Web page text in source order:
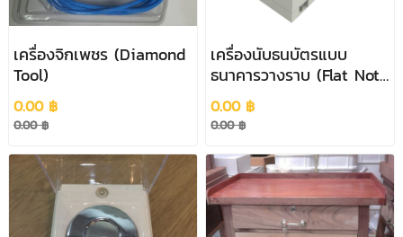
เครื่องจิกเพชร (Diamond
Tool)
0.00 ฿
0.00 ฿
เครื่องนับธนบัตรแบบ
ธนาคารวางราบ (Flat Note
Money Counter)
0.00 ฿
0.00 ฿